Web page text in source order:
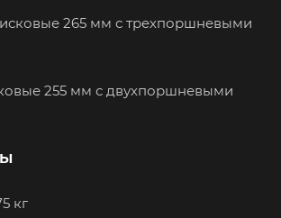
265 мм с трехпоршневыми
255 мм с двухпоршневыми
кг